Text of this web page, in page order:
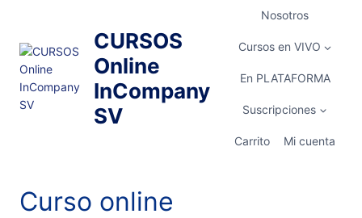
contenido
CURSOS
Online
InCompany
SV
Nosotros
Cursos en VIVO
En PLATAFORMA
Suscripciones
Carrito Mi cuenta
Curso online